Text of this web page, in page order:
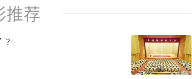
关键步伐。
府新闻办召开政策例行
推荐